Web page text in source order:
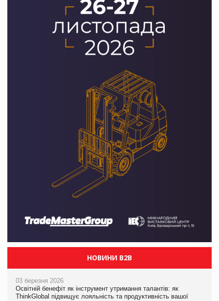
НОВИНИ B2B
03 березня 2026
Освітній бенефіт як інструмент утримання талантів: як
ThinkGlobal підвищує лояльність та продуктивність вашої